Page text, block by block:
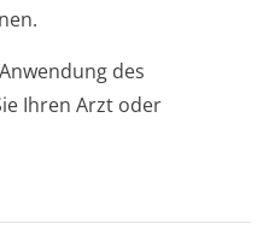
des
Ihren Arzt oder